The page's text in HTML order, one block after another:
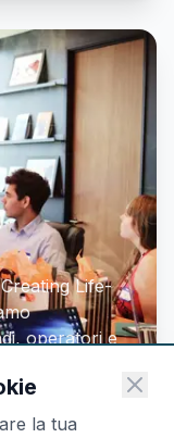
Life-
operatori e
cura
la tua